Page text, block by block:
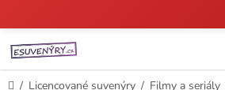
na
obsah
Domů
/ Licencované suvenýry / Filmy a seriály